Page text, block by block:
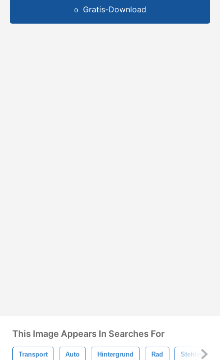
Gratis-Download
This Image Appears In Searches For
Transport Auto Hintergrund Rad Stehlen